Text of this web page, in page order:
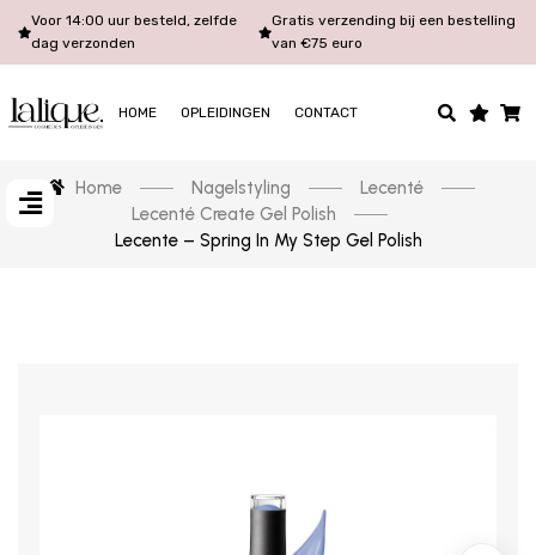
Voor 14:00 uur besteld, zelfde
dag verzonden
Gratis verzending bij een bestelling
van €75 euro
HOME OPLEIDINGEN CONTACT
Home Nagelstyling
Lecenté
Lecenté Create Gel Polish
Lecente – Spring In My Step Gel Polish